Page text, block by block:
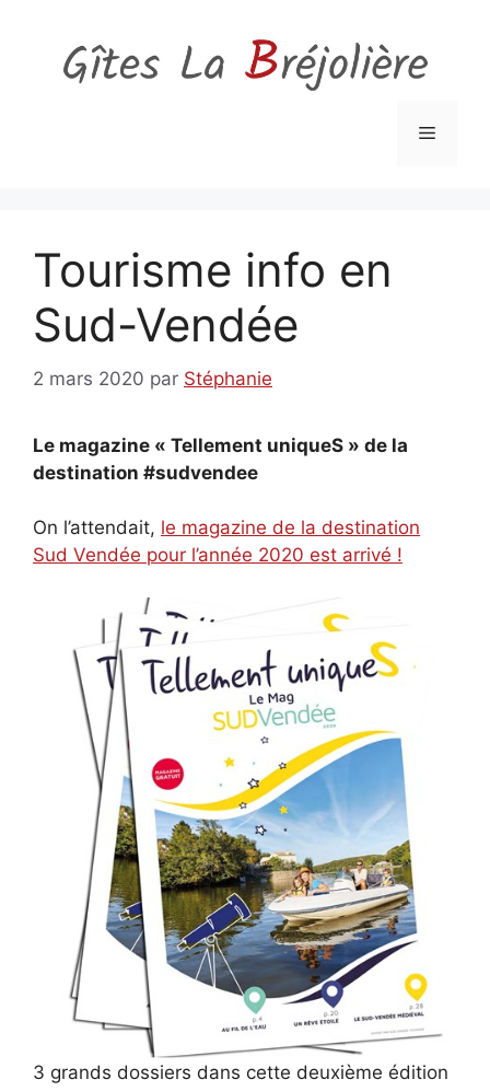
contenu
Menu
Tourisme info en
Sud-Vendée
2 mars 2020 par Stéphanie
Le magazine « Tellement uniqueS » de la
destination #sudvendee
On l’attendait, le magazine de la destination
Sud Vendée pour l’année 2020 est arrivé !
3 grands dossiers dans cette deuxième édition